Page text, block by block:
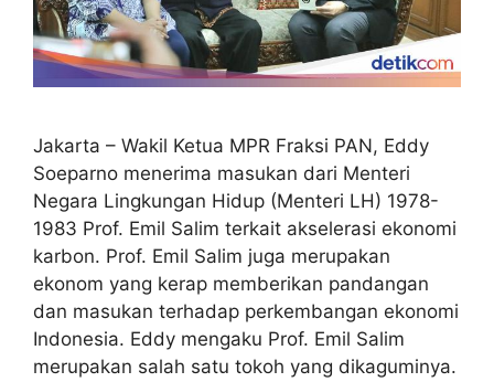
Jakarta – Wakil Ketua MPR Fraksi PAN, Eddy
Soeparno menerima masukan dari Menteri
Negara Lingkungan Hidup (Menteri LH) 1978-
1983 Prof. Emil Salim terkait akselerasi ekonomi
karbon. Prof. Emil Salim juga merupakan
ekonom yang kerap memberikan pandangan
dan masukan terhadap perkembangan ekonomi
Indonesia. Eddy mengaku Prof. Emil Salim
merupakan salah satu tokoh yang dikaguminya.